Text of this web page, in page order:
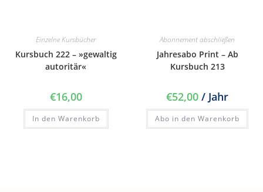
Einzelne Kursbücher
Kursbuch 222 – »gewaltig
autoritär«
€16,00
In den Warenkorb
Abonnement abschließen
Jahresabo Print – Ab
Kursbuch 213
€52,00 / Jahr
Abo in den Warenkorb